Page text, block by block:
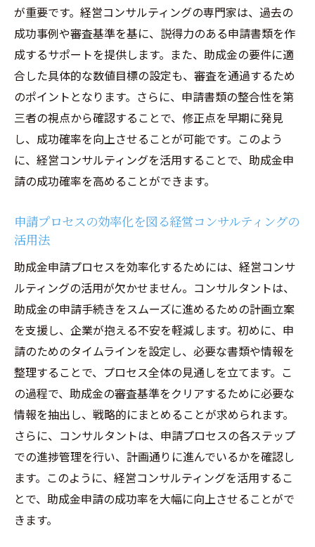
が重要です。経営コンサルティングの専門家は、過去の
成功事例や審査基準を基に、説得力のある申請書類を作
成するサポートを提供します。また、助成金の要件に適
合した具体的な数値目標の設定も、審査を通過するため
のポイントとなります。さらに、申請書類の整合性を第
三者の視点から確認することで、修正点を早期に発見
し、成功確率を向上させることが可能です。このよう
に、経営コンサルティングを活用することで、助成金申
請の成功確率を高めることができます。
申請プロセスの効率化を図る経営コンサルティングの
活用法
助成金申請プロセスを効率化するためには、経営コンサ
ルティングの活用が欠かせません。コンサルタントは、
助成金の申請手続きをスムーズに進めるための計画立案
を支援し、企業が抱える不安を軽減します。初めに、申
請のためのタイムラインを設定し、必要な書類や情報を
整理することで、プロセス全体の見通しを立てます。こ
の過程で、助成金の審査基準をクリアするために必要な
情報を抽出し、戦略的にまとめることが求められます。
さらに、コンサルタントは、申請プロセスの各ステップ
での進捗管理を行い、計画通りに進んでいるかを確認し
ます。このように、経営コンサルティングを活用するこ
とで、助成金申請の成功率を大幅に向上させることがで
きます。